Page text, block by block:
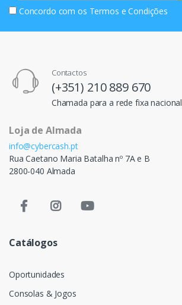
Concordo com os Termos e Condições
Contactos
(+351) 210 889 670
Chamada para a rede fixa nacional
Loja de Almada
info@cybercash.pt
Rua Caetano Maria Batalha nº 7A e B
2800-040 Almada
Catálogos
Oportunidades
Consolas & Jogos